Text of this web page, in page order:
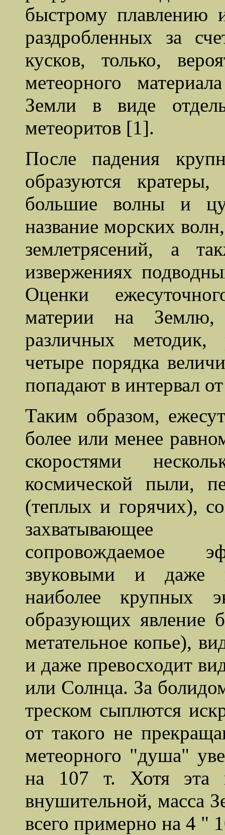
быстрому плавлению
раздробленных за
кусков, только,
метеорного
Земли в виде
метеоритов [1].
После падения
образуются
большие волны и
название морских
землетрясений, а
извержениях
Оценки
материи на
различных методик,
четыре порядка
попадают в интервал
Таким образом,
более или менее
скоростями
космической пыли,
(теплых и горячих),
захватывающее
сопровождаемое
звуковыми и даже
наиболее крупных
образующих явление
метательное копье),
и даже превосходит
или Солнца. За
треском сыплются
от такого не
метеорного "душа"
на 107 т. Хотя эта
внушительной, масса
всего примерно на 4 "